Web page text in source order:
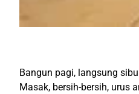
Bangun pagi, langsung
Masak, bersih-bersih, urus